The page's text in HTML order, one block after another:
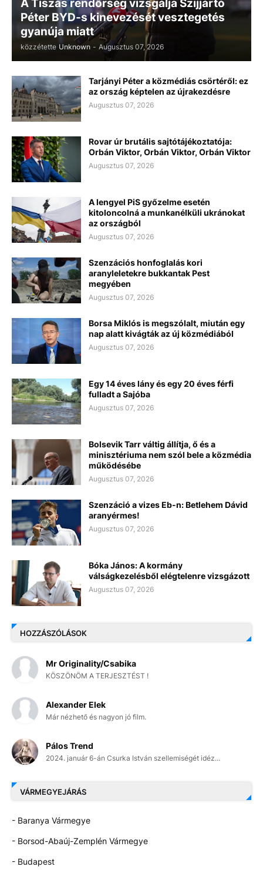
A Tiszás rendőrség vizsgálja Szijjártó
Péter BYD-s kinevezését vesztegetés
gyanúja miatt
közzétette Unknown - Augusztus 07, 2026
Tarjányi Péter a közmédiás csörtéről: ez
az ország képtelen az újrakezdésre
Augusztus 07, 2026
Rovar úr brutális sajtótájékoztatója:
Orbán Viktor, Orbán Viktor, Orbán Viktor
Augusztus 07, 2026
A lengyel PiS győzelme esetén
kitoloncolná a munkanélküli ukránokat
az országból
Augusztus 07, 2026
Szenzációs honfoglalás kori
aranyleletekre bukkantak Pest
megyében
Augusztus 07, 2026
Borsa Miklós is megszólalt, miután egy
nap alatt kivágták az új közmédiából
Augusztus 07, 2026
Egy 14 éves lány és egy 20 éves férfi
fulladt a Sajóba
Augusztus 07, 2026
Bolsevik Tarr váltig állítja, ő és a
minisztériuma nem szól bele a közmédia
működésébe
Augusztus 07, 2026
Szenzáció a vizes Eb-n: Betlehem Dávid
aranyérmes!
Augusztus 07, 2026
Bóka János: A kormány
válságkezelésből elégtelenre vizsgázott
Augusztus 07, 2026
HOZZÁSZÓLÁSOK
Mr Originality/Csabika
KÖSZÖNÖM A TERJESZTÉST !
Alexander Elek
Már nézhető és nagyon jó film.
Pálos Trend
2024. január 6-án Csurka István szellemiségét idéz...
VÁRMEGYEJÁRÁS
- Baranya Vármegye
- Borsod-Abaúj-Zemplén Vármegye
- Budapest